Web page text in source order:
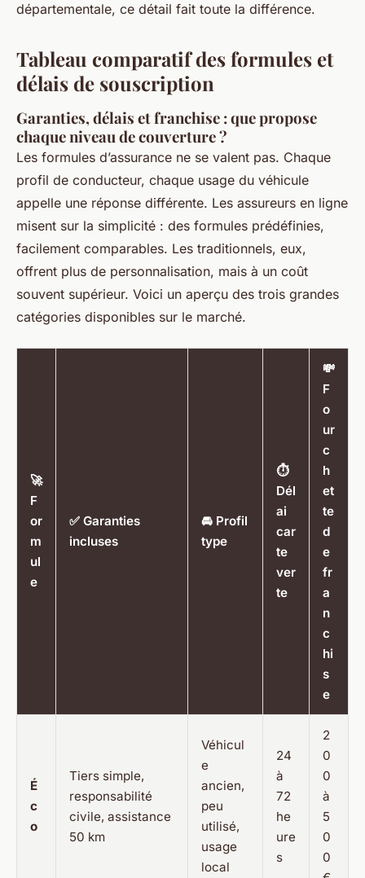
départementale, ce détail fait toute la différence.
Tableau comparatif des formules et
délais de souscription
Garanties, délais et franchise : que propose
chaque niveau de couverture ?
Les formules d’assurance ne se valent pas. Chaque
profil de conducteur, chaque usage du véhicule
appelle une réponse différente. Les assureurs en ligne
misent sur la simplicité : des formules prédéfinies,
facilement comparables. Les traditionnels, eux,
offrent plus de personnalisation, mais à un coût
souvent supérieur. Voici un aperçu des trois grandes
catégories disponibles sur le marché.
🚀
F
or
m
ul
e
✅ Garanties
incluses
🚘 Profil
type
⏱️
Dél
ai
car
te
ver
te
💸
F
o
ur
c
h
et
te
d
e
fr
a
n
c
hi
s
e
É
c
o
Tiers simple,
responsabilité
civile, assistance
50 km
Véhicul
e
ancien,
peu
utilisé,
usage
local
24
à
72
he
ure
s
2
0
0
à
5
0
0